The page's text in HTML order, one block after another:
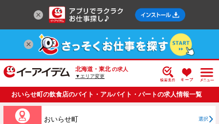
北海道・東北 の求人
▼エリア変更
おいらせ町の飲食店のバイト・アルバイト・パートの求人情報一覧
おいらせ町 選択